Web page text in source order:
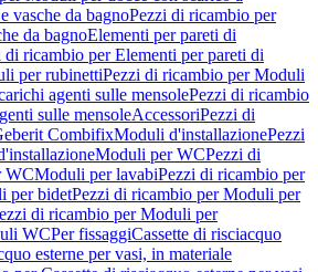
vasche da bagnoPezzi di ricambio per
da bagnoElementi per pareti di
di ricambio per Elementi per pareti di
per rubinettiPezzi di ricambio per Moduli
agenti sulle mensolePezzi di ricambio
sulle mensoleAccessoriPezzi di
CombifixModuli d'installazionePezzi
Moduli per WCPezzi di
WCModuli per lavabiPezzi di ricambio per
per bidetPezzi di ricambio per Moduli per
di ricambio per Moduli per
WCPer fissaggiCassette di risciacquo
esterne per vasi, in materiale